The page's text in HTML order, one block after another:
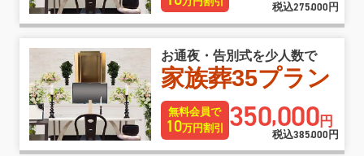
税込275,000 円
お通夜・告別式を少人数で
家族葬35プラン
無料会員で
10万円割引 350,000円
税込385,000円